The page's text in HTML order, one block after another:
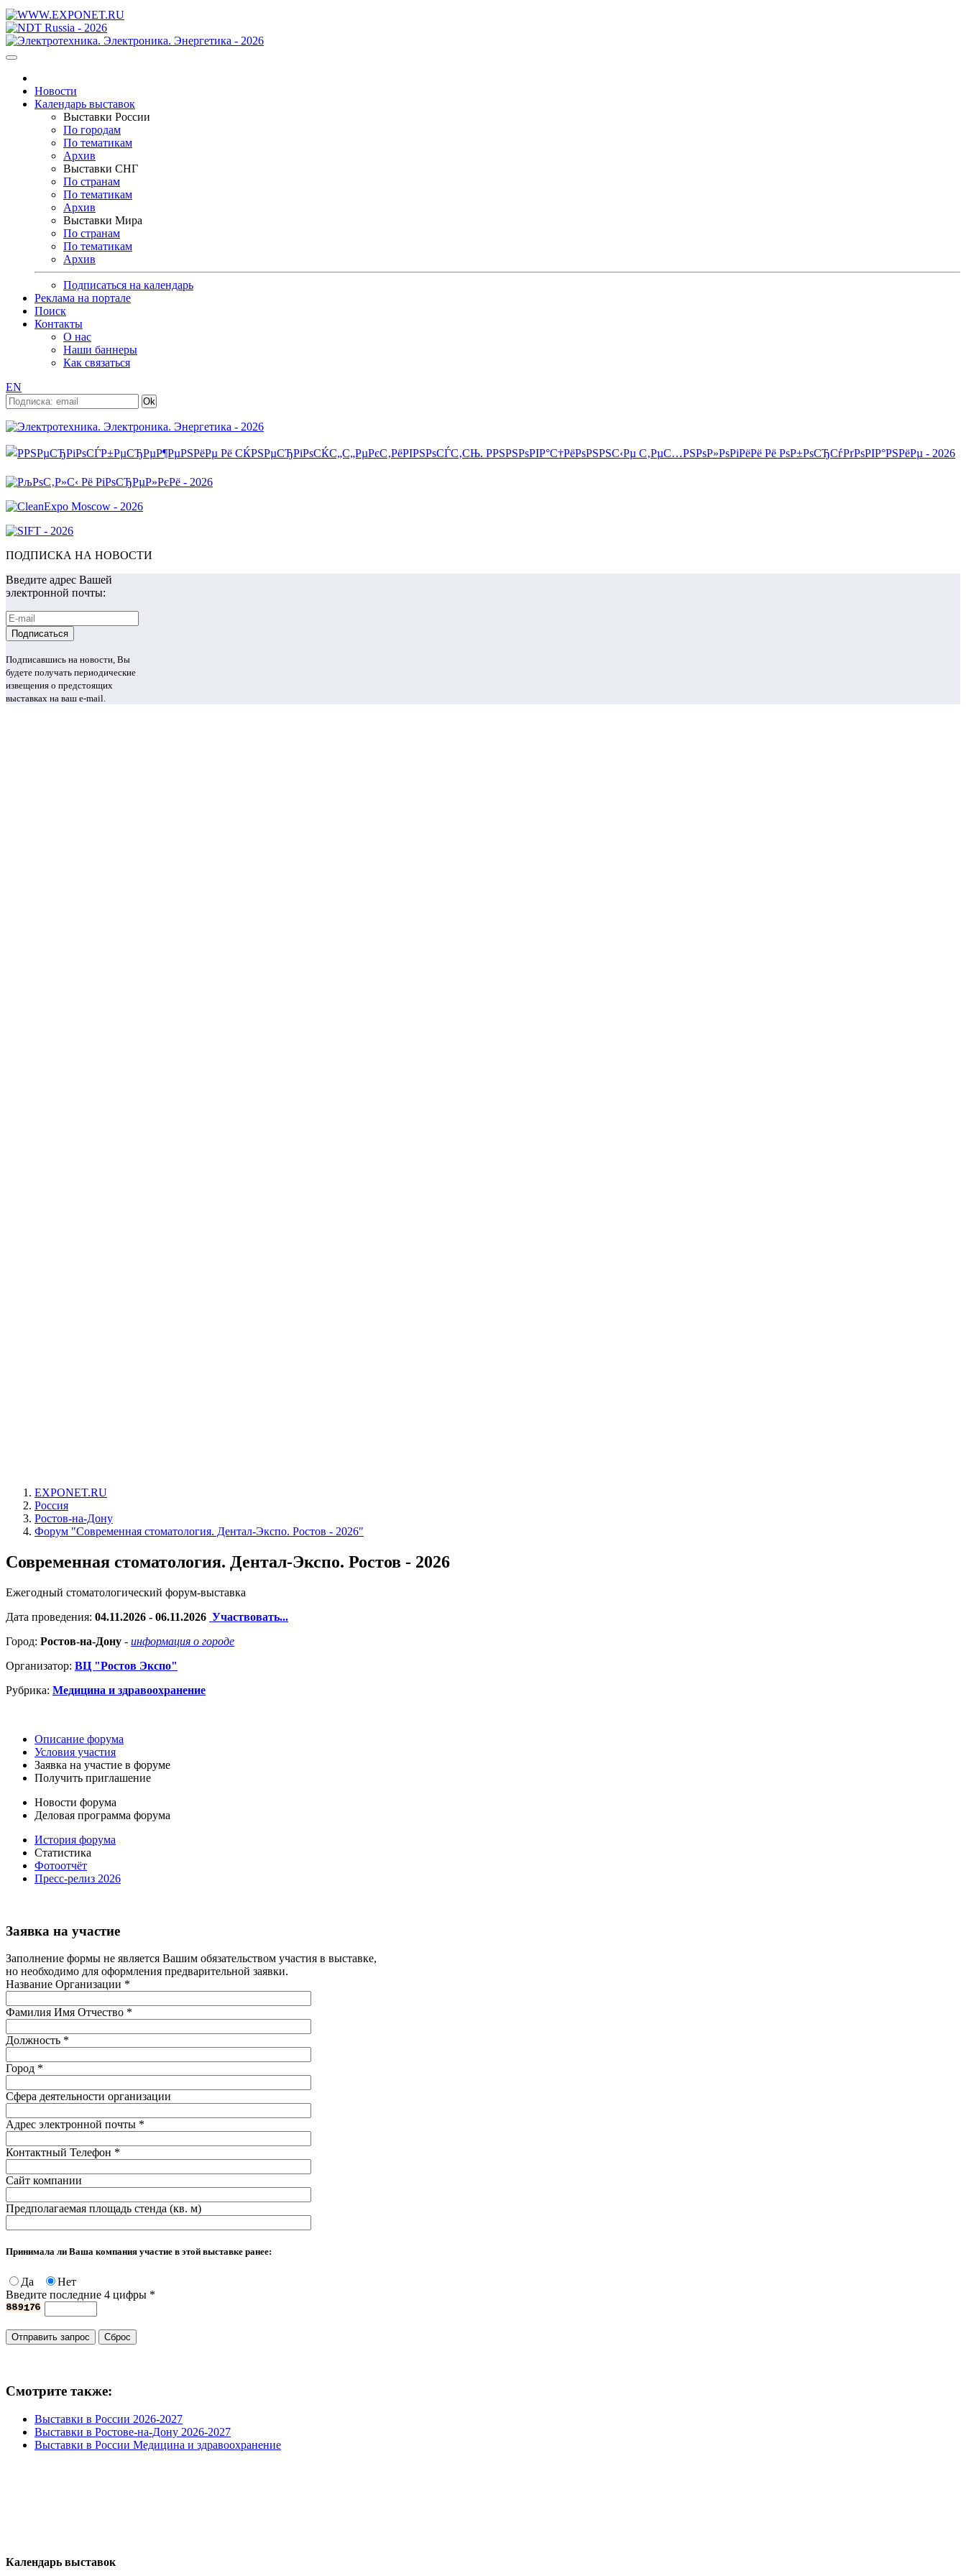
Новости
Календарь выставок
Выставки России
По городам
По тематикам
Архив
Выставки СНГ
По странам
По тематикам
Архив
Выставки Мира
По странам
По тематикам
Архив
Подписаться на календарь
Реклама на портале
Поиск
Контакты
О нас
Наши баннеры
Как связаться
EN
ПОДПИСКА НА НОВОСТИ
Введите адрес Вашей
электронной почты:
Подписавшись на новости, Вы
будете получать периодические
извещения о предстоящих
выставках на ваш e-mail.
EXPONET.RU
Россия
Ростов-на-Дону
Форум "Современная стоматология. Дентал-Экспо. Ростов - 2026"
Современная стоматология. Дентал-Экспо. Ростов - 2026
Ежегодный стоматологический форум-выставка
Дата проведения: 04.11.2026 - 06.11.2026 Участвовать...
Город: Ростов-на-Дону - информация о городе
Организатор: ВЦ "Ростов Экспо"
Рубрика: Медицина и здравоохранение
Описание форума
Условия участия
Заявка на участие в форуме
Получить приглашение
Новости форума
Деловая программа форума
История форума
Статистика
Фотоотчёт
Пресс-релиз 2026
Заявка на участие
Заполнение формы не является Вашим обязательством участия в выставке,
но необходимо для оформления предварительной заявки.
Название Организации *
Фамилия Имя Отчество *
Должность *
Город *
Сфера деятельности организации
Адрес электронной почты *
Контактный Телефон *
Сайт компании
Предполагаемая площадь стенда (кв. м)
Принимала ли Ваша компания участие в этой выставке ранее:
Да
Нет
Введите последние 4 цифры *
Смотрите также:
Выставки в России 2026-2027
Выставки в Ростове-на-Дону 2026-2027
Выставки в России Медицина и здравоохранение
Календарь выставок